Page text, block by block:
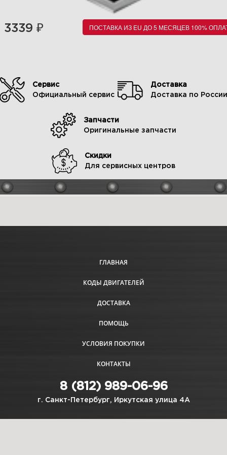
3339 ₽ ПОСТАВКА ИЗ EU ДО 5 МЕСЯЦЕВ 100%
Сервис
Официальный сервис
Доставка
Доставка по России
Запчасти
Оригинальные запчасти
Скидки
Для сервисных центров
ГЛАВНАЯ
КОДЫ ДВИГАТЕЛЕЙ
ДОСТАВКА
ПОМОЩЬ
УСЛОВИЯ ПОКУПКИ
КОНТАКТЫ
8 (812) 989-06-96
г. Санкт-Петербург, Иркутская улица 4А